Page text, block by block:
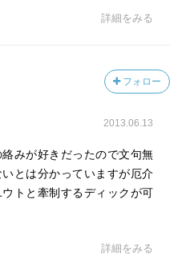
詳細をみる
フォロー
2013.06.13
みが好きだったので文句無
とは分かっていますが厄介
トと牽制するディックが可
詳細をみる